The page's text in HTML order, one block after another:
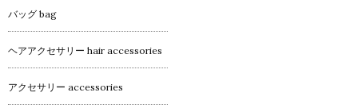
バッグ bag
ヘアアクセサリー hair accessories
アクセサリー accessories